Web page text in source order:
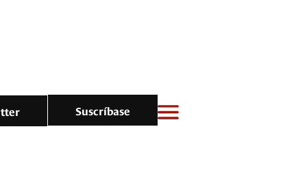
Suscríbase